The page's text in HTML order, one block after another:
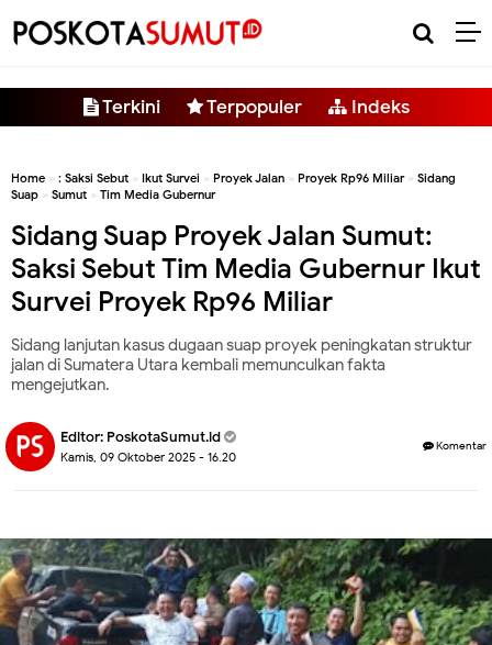
Terkini Terpopuler Indeks
Home » : Saksi Sebut » Ikut Survei » Proyek Jalan » Proyek Rp96 Miliar» Sidang
Suap » Sumut » Tim Media Gubernur
Sidang Suap Proyek Jalan Sumut:
Saksi Sebut Tim Media Gubernur Ikut
Survei Proyek Rp96 Miliar
Sidang lanjutan kasus dugaan suap proyek peningkatan struktur
jalan di Sumatera Utara kembali memunculkan fakta
mengejutkan.
Editor: PoskotaSumut.id
Kamis, 09 Oktober 2025 - 16.20
Komentar